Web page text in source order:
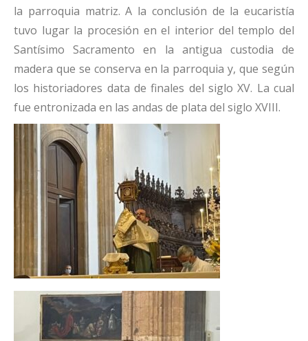
la parroquia matriz. A la conclusión de la eucaristía
tuvo lugar la procesión en el interior del templo del
Santísimo Sacramento en la antigua custodia de
madera que se conserva en la parroquia y, que según
los historiadores data de finales del siglo XV. La cual
fue entronizada en las andas de plata del siglo XVIII.